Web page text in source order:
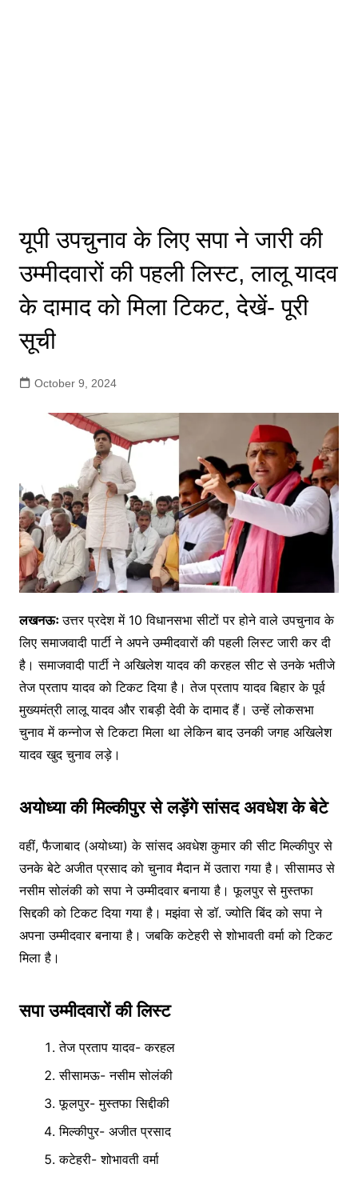
यूपी उपचुनाव के लिए सपा ने जारी की
उम्मीदवारों की पहली लिस्ट, लालू यादव
के दामाद को मिला टिकट, देखें- पूरी
सूची
October 9, 2024
लखनऊःउत्तर प्रदेश में 10 विधानसभा सीटों पर होने वाले उपचुनाव के
लिए समाजवादी पार्टी ने अपने उम्मीदवारों की पहली लिस्ट जारी कर दी
है। समाजवादी पार्टी ने अखिलेश यादव की करहल सीट से उनके भतीजे
तेज प्रताप यादव को टिकट दिया है। तेज प्रताप यादव बिहार के पूर्व
मुख्यमंत्री लालू यादव और राबड़ी देवी के दामाद हैं। उन्हें लोकसभा
चुनाव में कन्नोज से टिकटा मिला था लेकिन बाद उनकी जगह अखिलेश
यादव खुद चुनाव लड़े।
अयोध्या की मिल्कीपुर से लड़ेंगे सांसद अवधेश के बेटे
वहीं, फैजाबाद (अयोध्या) के सांसद अवधेश कुमार की सीट मिल्कीपुर से
उनके बेटे अजीत प्रसाद को चुनाव मैदान में उतारा गया है। सीसामउ से
नसीम सोलंकी को सपा ने उम्मीदवार बनाया है। फूलपुर से मुस्तफा
सिद्दकी को टिकट दिया गया है। मझंवा से डॉ. ज्योति बिंद को सपा ने
अपना उम्मीदवार बनाया है। जबकि कटेहरी से शोभावती वर्मा को टिकट
मिला है।
सपा उम्मीदवारों की लिस्ट
तेज प्रताप यादव- करहल
सीसामऊ- नसीम सोलंकी
फूलपुर- मुस्तफा सिद्दीकी
मिल्कीपुर- अजीत प्रसाद
कटेहरी- शोभावती वर्मा